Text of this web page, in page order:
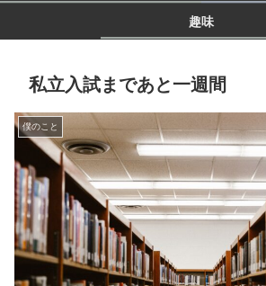
趣味
私立入試まであと一週間
僕のこと